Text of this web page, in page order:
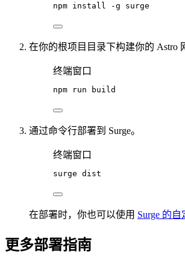
npm install -g surge
在你的根项目目录下构建你的 Astro
终端窗口
npm run build
通过命令行部署到 Surge。
终端窗口
surge dist
在部署时，你也可以使用 Surge 的自
更多部署指南